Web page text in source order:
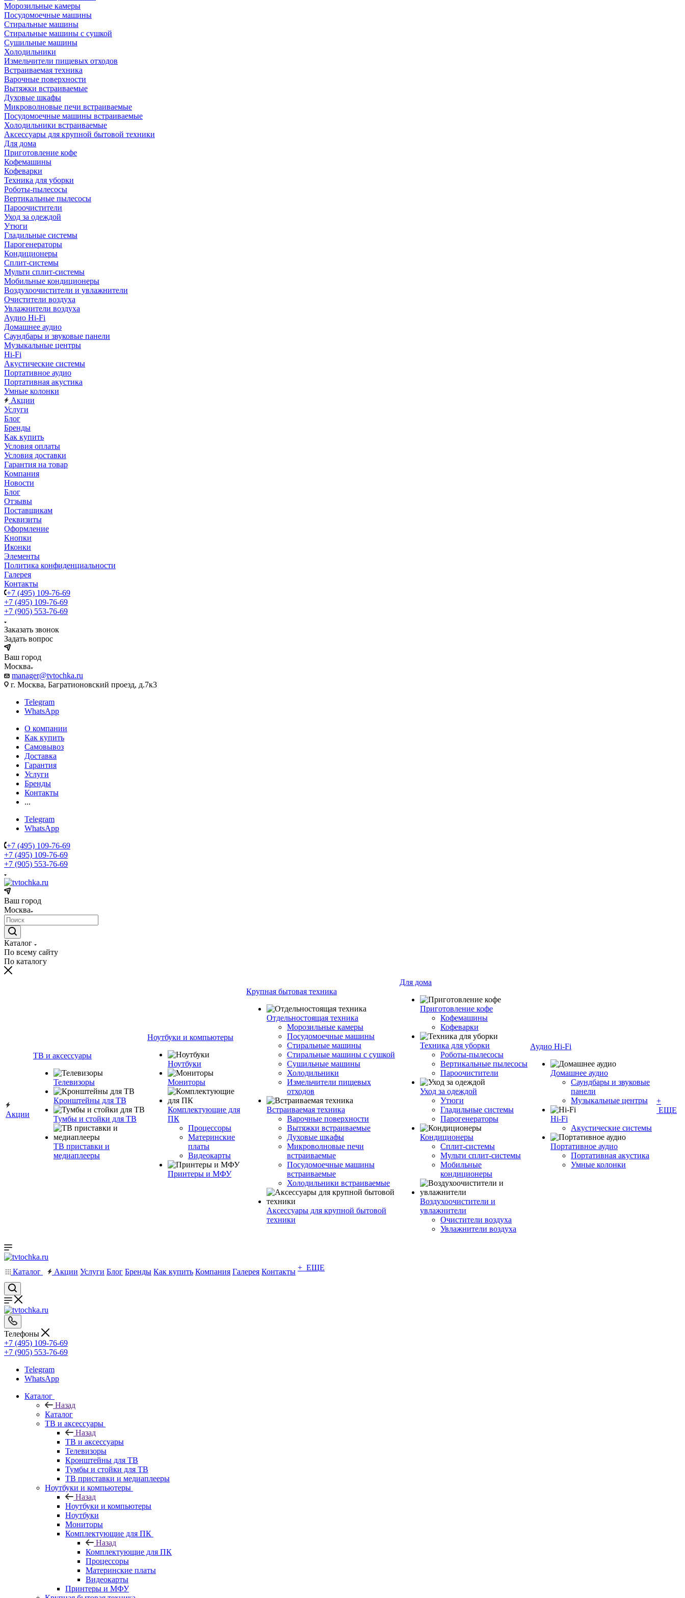
Морозильные камеры
Посудомоечные машины
Стиральные машины
Стиральные машины с сушкой
Сушильные машины
Холодильники
Измельчители пищевых отходов
Встраиваемая техника
Варочные поверхности
Вытяжки встраиваемые
Духовые шкафы
Микроволновые печи встраиваемые
Посудомоечные машины встраиваемые
Холодильники встраиваемые
Аксессуары для крупной бытовой техники
Для дома
Приготовление кофе
Кофемашины
Кофеварки
Техника для уборки
Роботы-пылесосы
Вертикальные пылесосы
Пароочистители
Уход за одеждой
Утюги
Гладильные системы
Парогенераторы
Кондиционеры
Сплит-системы
Мульти сплит-системы
Мобильные кондиционеры
Воздухоочистители и увлажнители
Очистители воздуха
Увлажнители воздуха
Аудио Hi-Fi
Домашнее аудио
Саундбары и звуковые панели
Музыкальные центры
Hi-Fi
Акустические системы
Портативное аудио
Портативная акустика
Умные колонки
Акции
Услуги
Блог
Бренды
Как купить
Условия оплаты
Условия доставки
Гарантия на товар
Компания
Новости
Блог
Отзывы
Поставщикам
Реквизиты
Оформление
Кнопки
Иконки
Элементы
Политика конфиденциальности
Галерея
Контакты
+7 (495) 109-76-69
+7 (495) 109-76-69
+7 (905) 553-76-69
Заказать звонок
Задать вопрос
Ваш город
Москва
manager@tvtochka.ru
г. Москва, Багратионовский проезд, д.7к3
Telegram
WhatsApp
О компании
Как купить
Самовывоз
Доставка
Гарантия
Услуги
Бренды
Контакты
...
Telegram
WhatsApp
+7 (495) 109-76-69
+7 (495) 109-76-69
+7 (905) 553-76-69
Ваш город
Москва
Каталог
По всему сайту
По каталогу
Акции
ТВ и аксессуары
Телевизоры
Кронштейны для ТВ
Тумбы и стойки для ТВ
ТВ приставки и
медиаплееры
Ноутбуки и компьютеры
Ноутбуки
Мониторы
Комплектующие для
ПК
Процессоры
Материнские
платы
Видеокарты
Принтеры и МФУ
Крупная бытовая техника
Отдельностоящая техника
Морозильные камеры
Посудомоечные машины
Стиральные машины
Стиральные машины с сушкой
Сушильные машины
Холодильники
Измельчители пищевых
отходов
Встраиваемая техника
Варочные поверхности
Вытяжки встраиваемые
Духовые шкафы
Микроволновые печи
встраиваемые
Посудомоечные машины
встраиваемые
Холодильники встраиваемые
Аксессуары для крупной бытовой
техники
Для дома
Приготовление кофе
Кофемашины
Кофеварки
Техника для уборки
Роботы-пылесосы
Вертикальные пылесосы
Пароочистители
Уход за одеждой
Утюги
Гладильные системы
Парогенераторы
Кондиционеры
Сплит-системы
Мульти сплит-системы
Мобильные
кондиционеры
Воздухоочистители и
увлажнители
Очистители воздуха
Увлажнители воздуха
Аудио Hi-Fi
Домашнее аудио
Саундбары и звуковые
панели
Музыкальные центры
Hi-Fi
Акустические системы
Портативное аудио
Портативная акустика
Умные колонки
+
ЕЩЕ
Каталог Акции Услуги Блог Бренды Как купить Компания Галерея Контакты + ЕЩЕ
Телефоны
+7 (495) 109-76-69
+7 (905) 553-76-69
Telegram
WhatsApp
Каталог
Назад
Каталог
ТВ и аксессуары
Назад
ТВ и аксессуары
Телевизоры
Кронштейны для ТВ
Тумбы и стойки для ТВ
ТВ приставки и медиаплееры
Ноутбуки и компьютеры
Назад
Ноутбуки и компьютеры
Ноутбуки
Мониторы
Комплектующие для ПК
Назад
Комплектующие для ПК
Процессоры
Материнские платы
Видеокарты
Принтеры и МФУ